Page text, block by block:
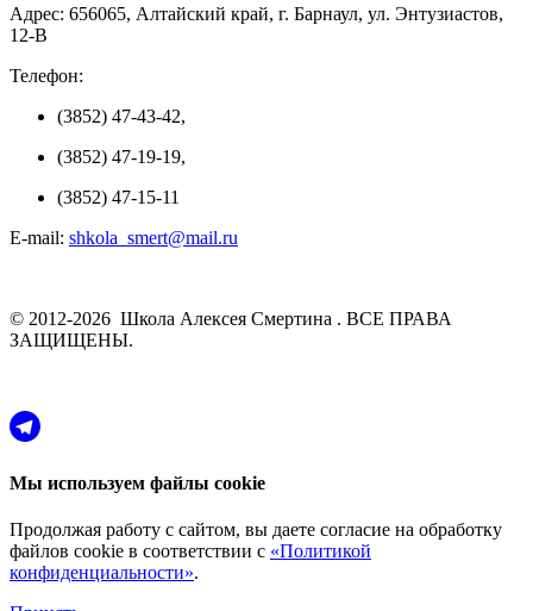
Адрес: 656065, Алтайский край, г. Барнаул, ул. Энтузиастов,
12-В
Телефон:
(3852) 47-43-42,
(3852) 47-19-19,
(3852) 47-15-11
E-mail: shkola_smert@mail.ru
© 2012-2026 Школа Алексея Смертина . ВСЕ ПРАВА
ЗАЩИЩЕНЫ.
Мы используем файлы cookie
Продолжая работу с сайтом, вы даете согласие на обработку
файлов cookie в соответствии с «Политикой
конфиденциальности».